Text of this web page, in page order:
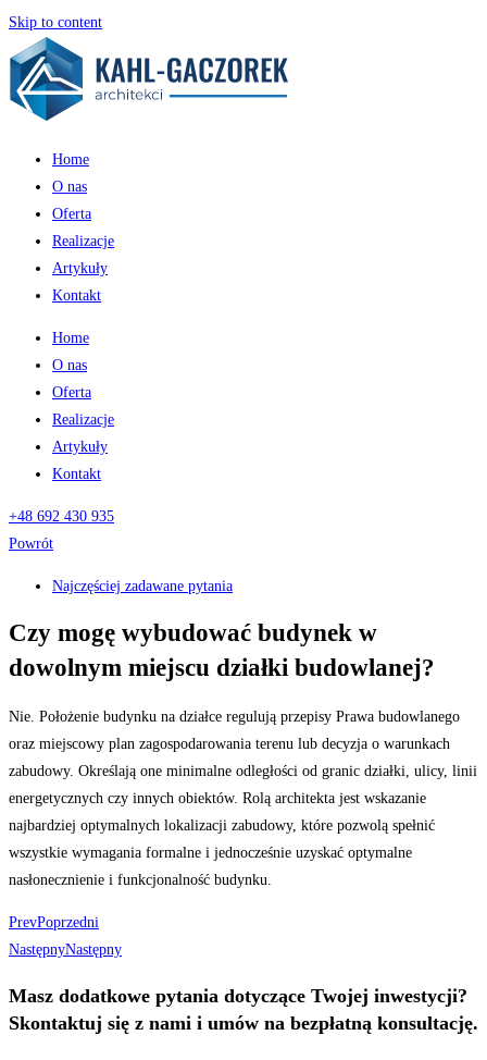
Skip to content
Home
O nas
Oferta
Realizacje
Artykuły
Kontakt
Home
O nas
Oferta
Realizacje
Artykuły
Kontakt
+48 692 430 935
Powrót
Najczęściej zadawane pytania
Czy mogę wybudować budynek w
dowolnym miejscu działki budowlanej?
Nie. Położenie budynku na działce regulują przepisy Prawa budowlanego
oraz miejscowy plan zagospodarowania terenu lub decyzja o warunkach
zabudowy. Określają one minimalne odległości od granic działki, ulicy, linii
energetycznych czy innych obiektów. Rolą architekta jest wskazanie
najbardziej optymalnych lokalizacji zabudowy, które pozwolą spełnić
wszystkie wymagania formalne i jednocześnie uzyskać optymalne
nasłonecznienie i funkcjonalność budynku.
PrevPoprzedni
NastępnyNastępny
Masz dodatkowe pytania dotyczące Twojej inwestycji?
Skontaktuj się z nami i umów na bezpłatną konsultację.